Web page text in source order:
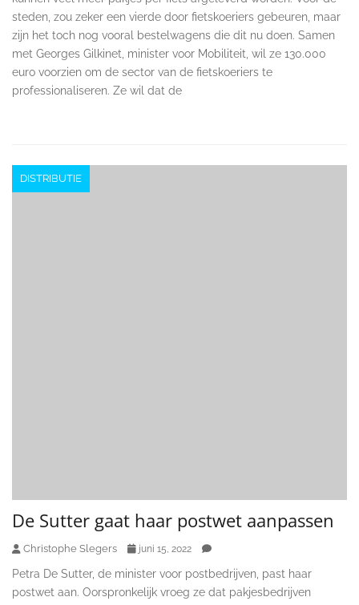
steden, zou zeker een vierde door fietskoeriers gebeuren, maar
zijn het toch nog vooral bestelwagens die dit nu doen. Samen
met Georges Gilkinet, minister voor Mobiliteit, wil ze 130.000
euro voorzien om de sector van de fietskoeriers te
professionaliseren. Ze wil dat de
DISTRIBUTIE
De Sutter gaat haar postwet aanpassen
Christophe Slegers juni 15, 2022
Petra De Sutter, de minister voor postbedrijven, past haar
postwet aan. Oorspronkelijk vroeg ze dat pakjesbedrijven